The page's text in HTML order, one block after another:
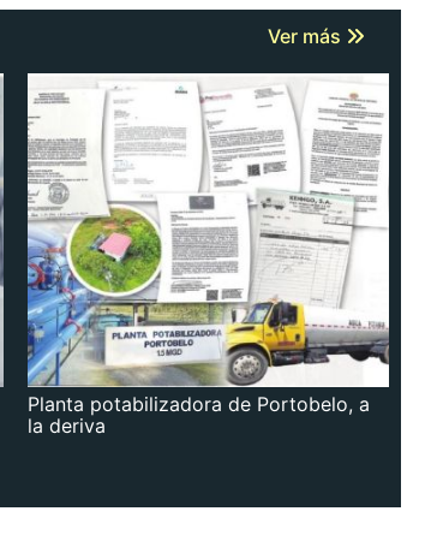
Ver más
Planta potabilizadora de Portobelo, a
la deriva